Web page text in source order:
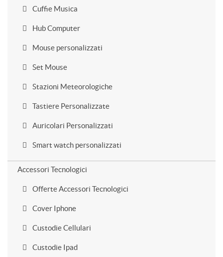
Cuffie Musica
Hub Computer
Mouse personalizzati
Set Mouse
Stazioni Meteorologiche
Tastiere Personalizzate
Auricolari Personalizzati
Smart watch personalizzati
Accessori Tecnologici
Offerte Accessori Tecnologici
Cover Iphone
Custodie Cellulari
Custodie Ipad